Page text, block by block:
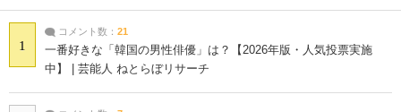
1
コメント数： 21
一番好きな「韓国の男性俳優」は？【2026年版・人気投票実施
中】 | 芸能人 ねとらぼリサーチ